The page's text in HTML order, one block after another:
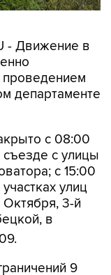
- Движение в
проведением
департаменте
с 08:00
с 15:00
улиц
Октября, 3-й
в
9